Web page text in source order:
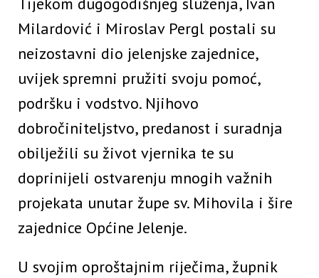
Milardović i Miroslav Pergl postali su
neizostavni dio jelenjske zajednice,
uvijek spremni pružiti svoju pomoć,
podršku i vodstvo. Njihovo
dobročiniteljstvo, predanost i suradnja
obilježili su život vjernika te su
doprinijeli ostvarenju mnogih važnih
projekata unutar župe sv. Mihovila i šire
zajednice Općine Jelenje.
U svojim oproštajnim riječima, župnik